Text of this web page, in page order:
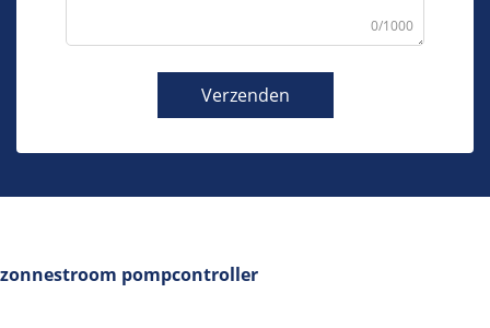
0/1000
Verzenden
zonnestroom pompcontroller